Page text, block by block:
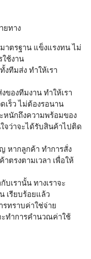
ยทาง
ตรฐาน แข็งแรงทน ไม่
ช้งาน
ทีมส่ง ทำให้เรา
ของทีมงาน ทำให้เรา
เร็ว ไม่ต้องรอนาน
หนักถึงความพร้อมของ
จว่าจะได้รับสินค้าไปติด
หากลูกค้า ทำการสั่ง
ตรงตามเวลา เพื่อให้
บเรานั้น ทางเราจะ
เรียบร้อยแล้ว
ทราบค่าใช่จ่าย
ทำการคำนวณค่าใช้